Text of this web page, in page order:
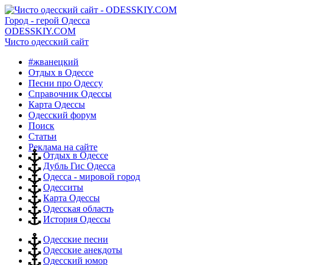
Город - герой Одесса
ODESSKIY.COM
Чисто одесский сайт
#жванецкий
Отдых в Одессе
Песни про Одессу
Справочник Одессы
Карта Одессы
Одесский форум
Поиск
Статьи
Реклама на сайте
Отдых в Одессе
Дубль Гис Одесса
Одесса - мировой город
Одесситы
Карта Одессы
Одесская область
История Одессы
Одесские песни
Одесские анекдоты
Одесский юмор